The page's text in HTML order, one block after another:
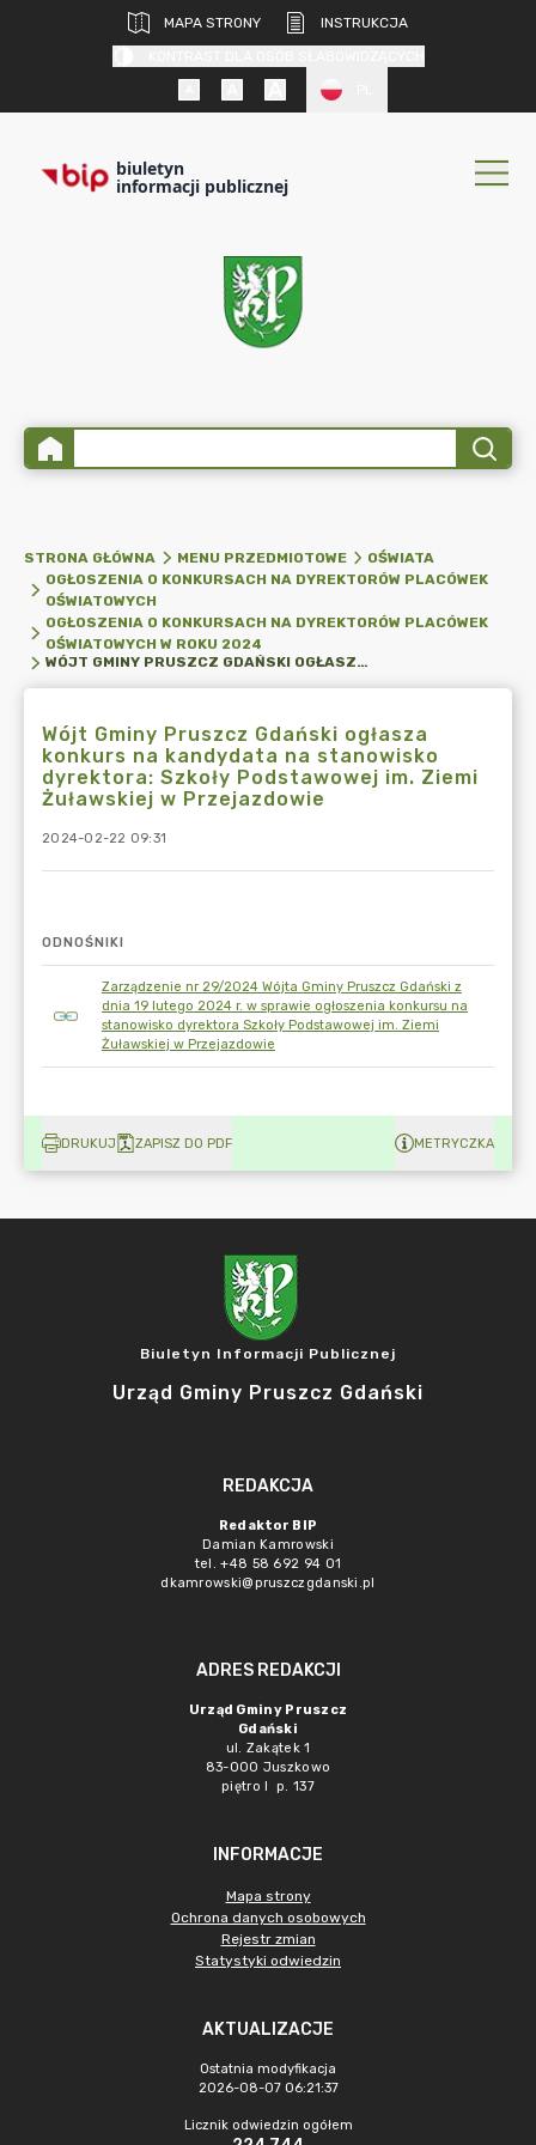
MAPA STRONY
INSTRUKCJA
biuletyn
informacji publicznej
STRONA GŁÓWNA MENU PRZEDMIOTOWE
OŚWIATA
OGŁOSZENIA O KONKURSACH NA DYREKTORÓW PLACÓWEK
OŚWIATOWYCH
OGŁOSZENIA O KONKURSACH NA DYREKTORÓW PLACÓWEK
OŚWIATOWYCH W ROKU 2024
WÓJT GMINY PRUSZCZ GDAŃSKI OGŁASZA KONKURS NA KANDYDATA NA STANOWISKO DYREKTORA: SZKOŁY PODSTAWOWEJ IM. ZIEMI ŻUŁAWSKIEJ W PRZEJAZDOWIE
Wójt Gminy Pruszcz Gdański ogłasza
konkurs na kandydata na stanowisko
dyrektora: Szkoły Podstawowej im. Ziemi
Żuławskiej w Przejazdowie
2024-02-22 09:31
ODNOŚNIKI
Zarządzenie nr 29/2024 Wójta Gminy Pruszcz Gdański z
dnia 19 lutego 2024 r. w sprawie ogłoszenia konkursu na
stanowisko dyrektora Szkoły Podstawowej im. Ziemi
Żuławskiej w Przejazdowie
DRUKUJ ZAPISZ DO PDF METRYCZKA
Biuletyn Informacji Publicznej
Urząd Gminy Pruszcz Gdański
REDAKCJA
Redaktor BIP
Damian Kamrowski
tel. +48 58 692 94 01
dkamrowski@pruszczgdanski.pl
ADRES REDAKCJI
Urząd Gminy Pruszcz
Gdański
ul. Zakątek 1
83-000 Juszkowo
piętro I p. 137
INFORMACJE
Mapa strony
Ochrona danych osobowych
Rejestr zmian
Statystyki odwiedzin
AKTUALIZACJE
Ostatnia modyfikacja
2026-08-07 06:21:37
Licznik odwiedzin ogółem